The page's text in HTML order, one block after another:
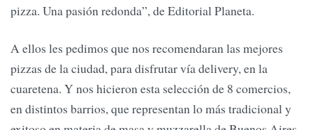
pizza. Una pasión redonda”, de Editorial Planeta.
A ellos les pedimos que nos recomendaran las mejores
pizzas de la ciudad, para disfrutar vía delivery, en la
cuaretena. Y nos hicieron esta selección de 8 comercios,
en distintos barrios, que representan lo más tradicional y